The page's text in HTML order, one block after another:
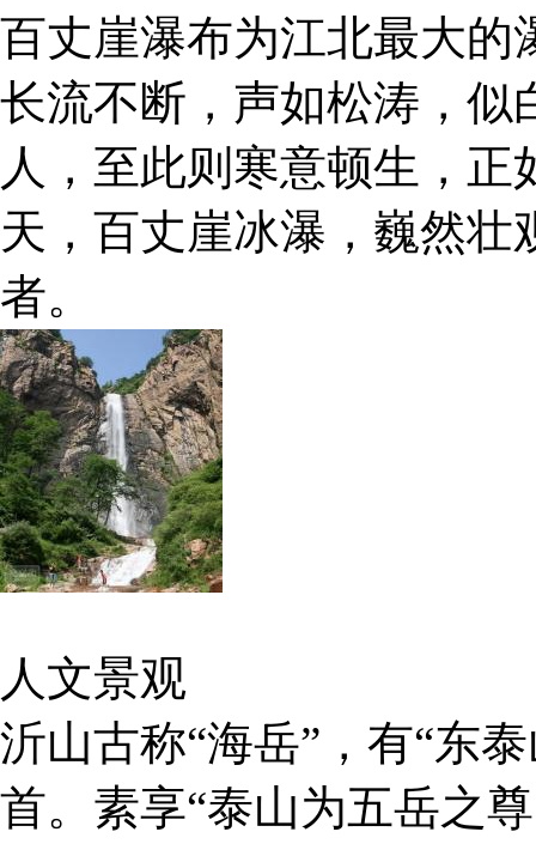
百丈崖瀑布为江北最大的
长流不断，声如松涛，似
人，至此则寒意顿生，正
天，百丈崖冰瀑，巍然
者。
人文景观
沂山古称“海岳”，有“东
首。素享“泰山为五岳之